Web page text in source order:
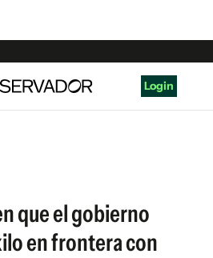
Login
que el gobierno
en frontera con